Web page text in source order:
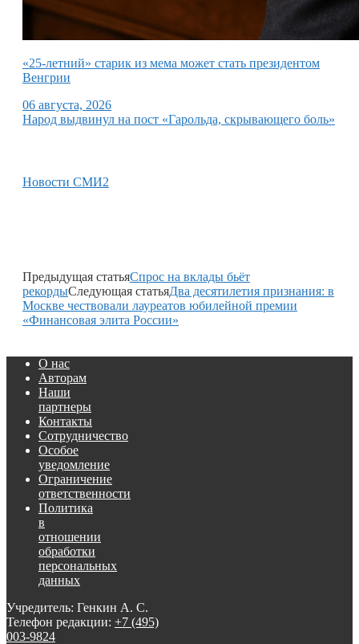
«25-летний» старик из мема может стать президентом
Венгрии
06 августа, 2026
Народ выдвинул на пост «Гарольда, скрывающего боль»
Новости СМИ2
Предыдущая статьяСпрос на вклады бьёт
рекордыСледующая статьяДва десятилетия признания: в
Москве чествовали лауреатов юбилейной премии
«Финансовая элита России»
О нас
Авторам
Наши
партнеры
Контакты
Сотрудничество
Особое
уведомление
Ограничение
ответственности
Политика
в
отношении
обработки
персональных
данных
Учредитель: Генкин А. С.
Телефон редакции: +7 (495)
003-9824